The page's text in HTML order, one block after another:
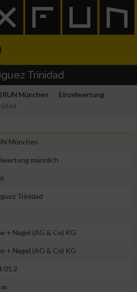
Trinidad
München
Einzelwertung
München
männlich
Trinidad
+ Nagel (AG & Co) KG
+ Nagel (AG & Co) KG